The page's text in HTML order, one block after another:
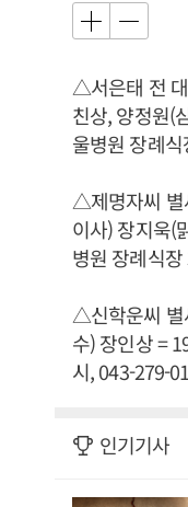
△서은태 전
친상, 양정원(
울병원 장례
△제명자씨 별
이사) 장지욱(
병원 장례식
△신학운씨 별
수) 장인상 =
시, 043-279-
인기기사